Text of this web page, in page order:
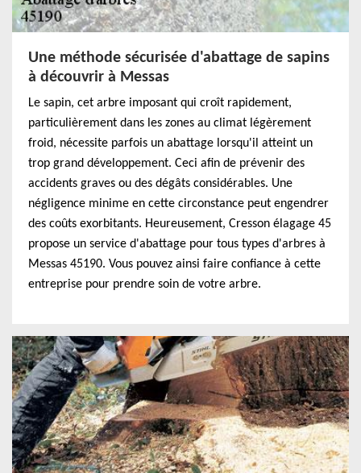
Une méthode sécurisée d'abattage de sapins
à découvrir à Messas
Le sapin, cet arbre imposant qui croît rapidement,
particulièrement dans les zones au climat légèrement
froid, nécessite parfois un abattage lorsqu'il atteint un
trop grand développement. Ceci afin de prévenir des
accidents graves ou des dégâts considérables. Une
négligence minime en cette circonstance peut engendrer
des coûts exorbitants. Heureusement, Cresson élagage 45
propose un service d'abattage pour tous types d'arbres à
Messas 45190. Vous pouvez ainsi faire confiance à cette
entreprise pour prendre soin de votre arbre.